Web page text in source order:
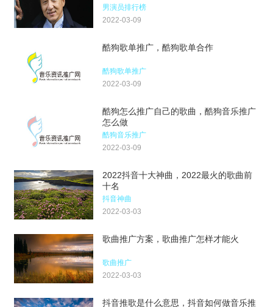
男演员排行榜
2022-03-09
酷狗歌单推广，酷狗歌单合作
酷狗歌单推广
2022-03-09
酷狗怎么推广自己的歌曲，酷狗音乐推广
怎么做
酷狗音乐推广
2022-03-09
2022抖音十大神曲，2022最火的歌曲前
十名
抖音神曲
2022-03-03
歌曲推广方案，歌曲推广怎样才能火
歌曲推广
2022-03-03
抖音推歌是什么意思，抖音如何做音乐推